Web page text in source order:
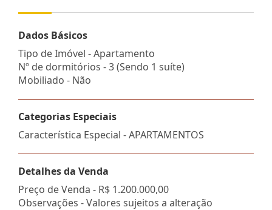
Dados Básicos
Tipo de Imóvel - Apartamento
Nº de dormitórios - 3 (Sendo 1 suíte)
Mobiliado - Não
Categorias Especiais
Característica Especial - APARTAMENTOS
Detalhes da Venda
Preço de Venda - R$ 1.200.000,00
Observações - Valores sujeitos a alteração